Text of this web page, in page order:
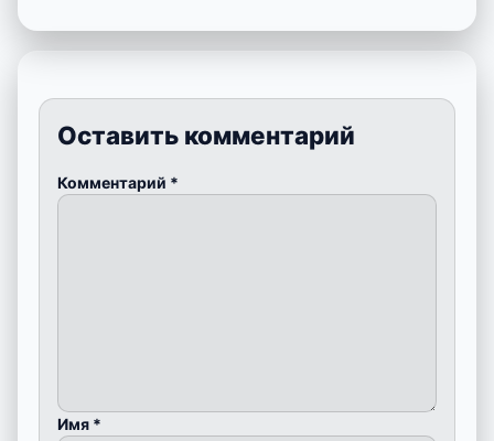
Оставить комментарий
Комментарий *
Имя *